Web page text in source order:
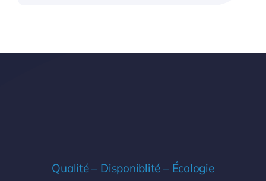
Qualité – Disponiblité – Écologie